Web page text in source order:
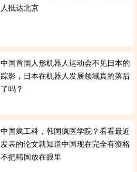
人抵达北京
中国首届人形机器人运动会不见日本的
踪影，日本在机器人发展领域真的落后
了吗？
中国疯工科，韩国疯医学院？看看最近
发表的论文就知道中国现在完全有资格
不把韩国放在眼里